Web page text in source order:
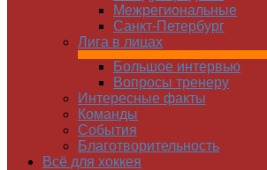
Межрегиональные
Санкт-Петербург
Лига в лицах
Большое интервью
Вопросы тренеру
Интересные факты
Команды
Cобытия
Благотворительность
Всё для хоккея